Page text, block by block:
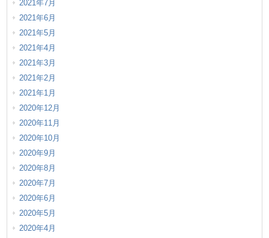
2021年7月
2021年6月
2021年5月
2021年4月
2021年3月
2021年2月
2021年1月
2020年12月
2020年11月
2020年10月
2020年9月
2020年8月
2020年7月
2020年6月
2020年5月
2020年4月